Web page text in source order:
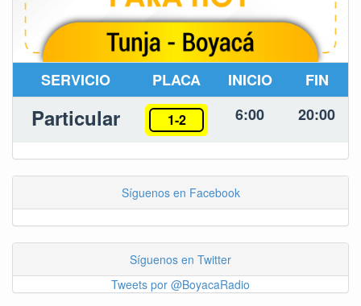
SERVICIO PLACA INICIO FIN
Particular 1-2 6:00 20:00
Síguenos en Facebook
Síguenos en Twitter
Tweets por @BoyacaRadio